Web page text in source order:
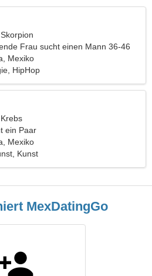
Frau sucht einen Mann 36-46
Mexiko
HipHop
ein Paar
Mexiko
Kunst
MexDatingGo